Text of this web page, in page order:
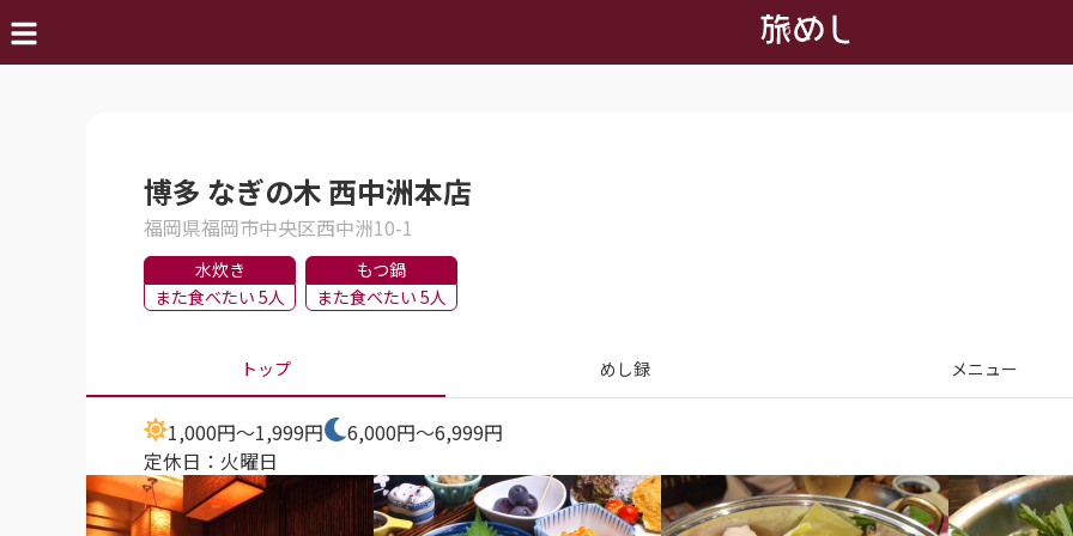
博多 なぎの木 西中洲本店
福岡県福岡市中央区西中洲10-1
水炊き
また食べたい 5人
もつ鍋
また食べたい 5人
トップ めし録 メニュー
1,000円～1,999円
6,000円～6,999円
定休日： 火曜日